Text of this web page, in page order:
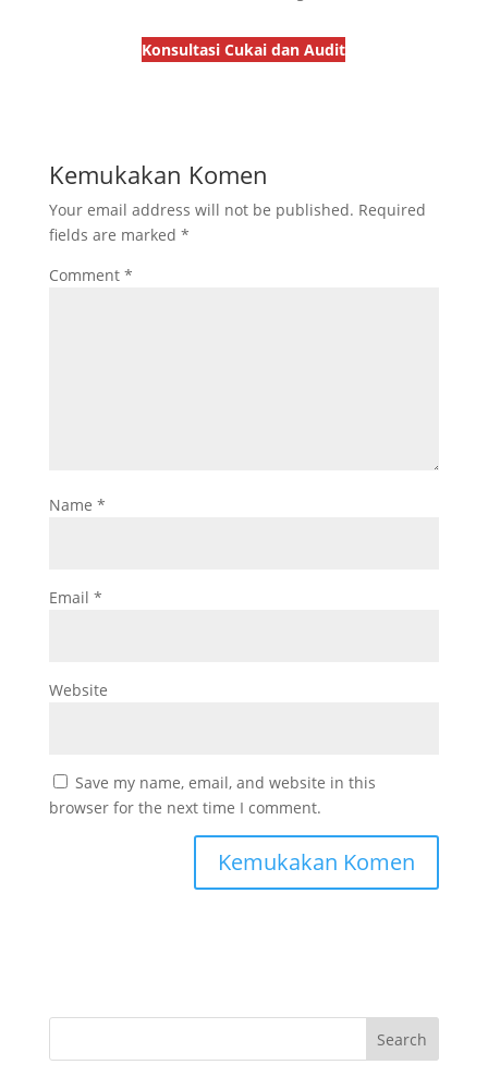
Konsultasi Cukai dan Audit
Kemukakan Komen
Your email address will not be published. Required
fields are marked *
Comment *
Name *
Email *
Website
Save my name, email, and website in this
browser for the next time I comment.
Search